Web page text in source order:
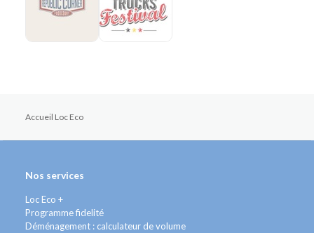
Accueil Loc Eco
Nos services
Loc Eco +
Programme fidelité
Déménagement : calculateur de volume